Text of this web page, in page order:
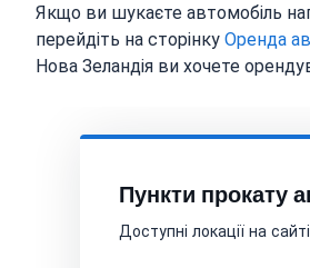
Якщо ви шукаєте автомобіль
перейдіть на сторінку Оренда
Нова Зеландія ви хочете
Пункти прокату
Доступні локації на